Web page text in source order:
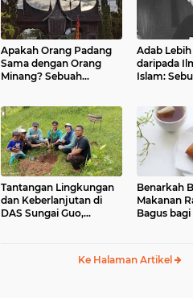
Apakah Orang Padang
Sama dengan Orang
Minang? Sebuah
Adab
daripada
Islam:
Tantangan Lingkungan
dan Keberlanjutan di
DAS Sungai Guo,
Benarkah
Makanan
Bagus
Ke Halaman Artikel